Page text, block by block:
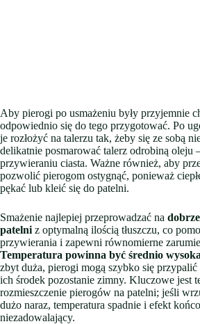
Aby pierogi po usmażeniu były przyjemnie
odpowiednio się do tego przygotować. Po
je rozłożyć na talerzu tak, żeby się ze sobą
delikatnie posmarować talerz odrobiną oleju
przywieraniu ciasta. Ważne również, aby
pozwolić pierogom ostygnąć, ponieważ
pękać lub kleić się do patelni.
Smażenie najlepiej przeprowadzać na
patelni z optymalną ilością tłuszczu, co
przywierania i zapewni równomierne
Temperatura powinna być średnio wysoka
zbyt duża, pierogi mogą szybko się
ich środek pozostanie zimny. Kluczowe jest
rozmieszczenie pierogów na patelni; jeśli
dużo naraz, temperatura spadnie i efekt
niezadowalający.